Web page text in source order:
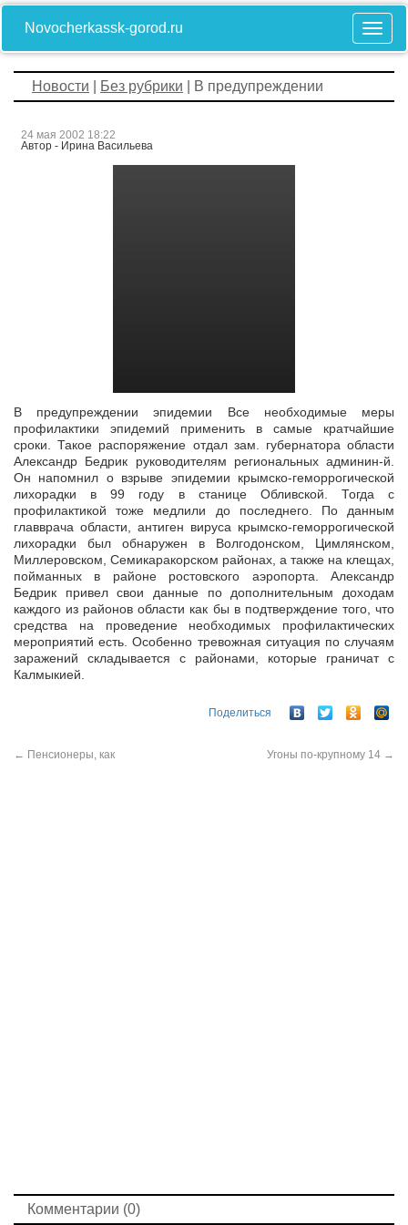
Novocherkassk-gorod.ru
Новости Без рубрики | В предупреждении
24 мая 2002 18:22
Автор - Ирина Васильева
В предупреждении эпидемии Все необходимые меры
профилактики эпидемий применить в самые кратчайшие
сроки. Такое распоряжение отдал зам. губернатора области
Александр Бедрик руководителям региональныхадминин-й.
Он напомнил о взрыве эпидемии крымско-геморрогической
лихорадки в 99 году в станице Обливской. Тогда с
профилактикой тоже медлили до последнего. По данным
главврача области, антиген вируса крымско-геморрогической
лихорадки был обнаружен в Волгодонском, Цимлянском,
Миллеровском, Семикаракорском районах, а также на клещах,
пойманных в районе ростовского аэропорта. Александр
Бедрик привел свои данные по дополнительным доходам
каждого из районов области как бы в подтверждение того, что
средства на проведение необходимых профилактических
мероприятий есть. Особенно тревожная ситуация по случаям
заражений складывается с районами, которые граничат с
Калмыкией.
Поделиться
← Пенсионеры, как Угоны по-крупному 14 →
Комментарии (0)